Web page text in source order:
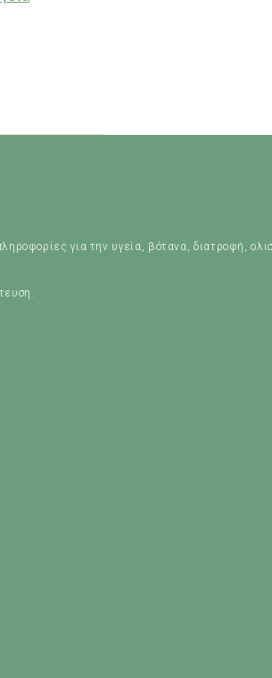
για την υγεία, βότανα, διατροφή,